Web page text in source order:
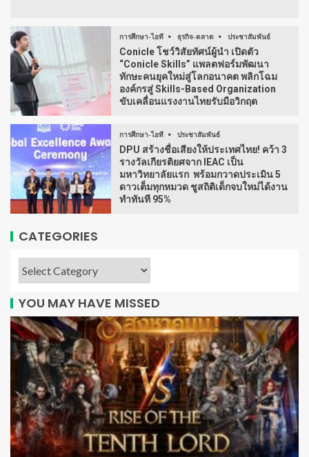
การศึกษา-ไอที ธุรกิจ-ตลาด ประชาสัมพันธ์
Conicle โชว์วิสัยทัศน์ผู้นำ เปิดตัว
“Conicle Skills” แพลตฟอร์มพัฒนา
ทักษะคนยุคใหม่สู่โลกอนาคต พลิกโฉม
องค์กรสู่ Skills-Based Organization
ขับเคลื่อนแรงงานไทยรับมือวิกฤต
การศึกษา-ไอที ประชาสัมพันธ์
DPU สร้างชื่อเสียงให้ประเทศไทย! คว้า 3
รางวัลเกียรติยศจาก IEAC เป็น
มหาวิทยาลัยแรก พร้อมกวาดประเมิน 5
ดาวเต็มทุกหมวด ชูสถิติเด็กจบใหม่ได้งาน
ทำทันที 95%
CATEGORIES
YOU MAY HAVE MISSED